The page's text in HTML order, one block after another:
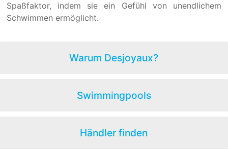
Spaßfaktor, indem sie ein Gefühl von unendlichem
Schwimmen ermöglicht.
Warum Desjoyaux?
Swimmingpools
Händler finden